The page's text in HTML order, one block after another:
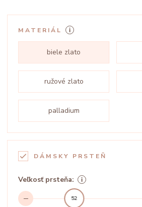
MATERIÁL
biele zlato
ružové zlato
palladium
DÁMSKY PRSTEŇ
Veľkosť prsteňa:
52